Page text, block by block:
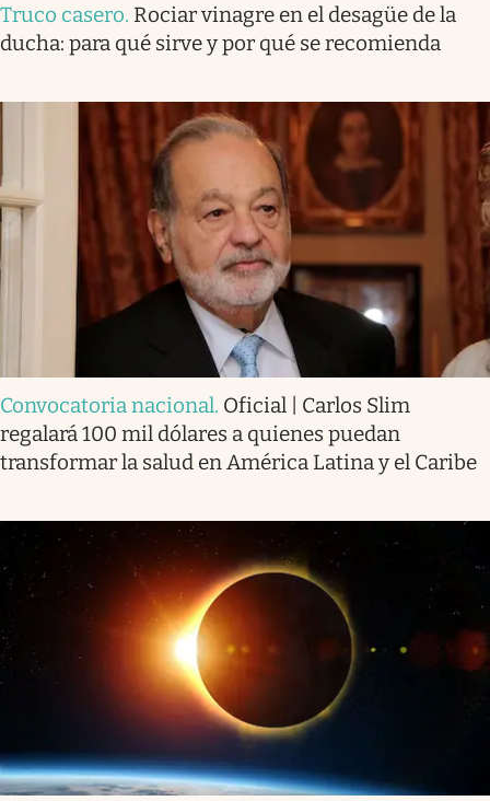
Truco casero. Rociar vinagre en el desagüe de la
ducha: para qué sirve y por qué se recomienda
Convocatoria nacional. Oficial | Carlos Slim
regalará 100 mil dólares a quienes puedan
transformar la salud en América Latina y el Caribe